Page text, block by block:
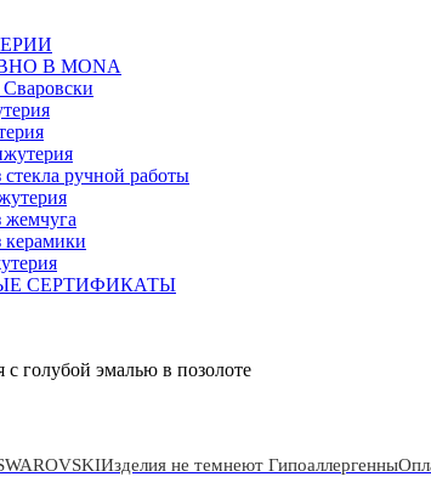
В MONA
ручной работы
жемчуга
СЕРТИФИКАТЫ
голубой эмалью в позолоте
Изделия не темнеют Гипоаллергенны